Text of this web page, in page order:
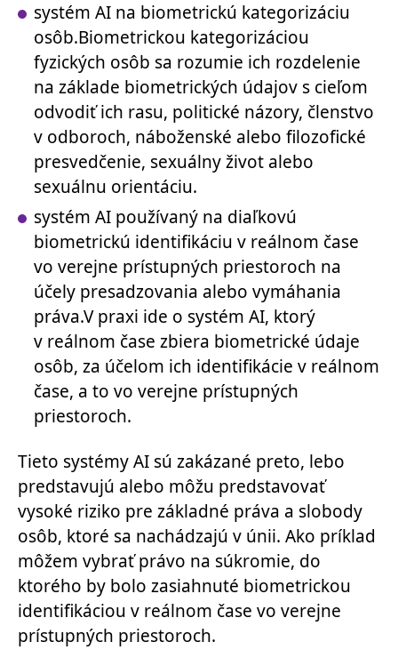
systém AI na biometrickú kategorizáciu
osôb.Biometrickou kategorizáciou
fyzických osôb sa rozumie ich rozdelenie
na základe biometrických údajov s cieľom
odvodiť ich rasu, politické názory, členstvo
v odboroch, náboženské alebo filozofické
presvedčenie, sexuálny život alebo
sexuálnu orientáciu.
systém AI používaný na diaľkovú
biometrickú identifikáciu v reálnom čase
vo verejne prístupných priestoroch na
účely presadzovania alebo vymáhania
práva.V praxi ide o systém AI, ktorý
v reálnom čase zbiera biometrické údaje
osôb, za účelom ich identifikácie v reálnom
čase, a to vo verejne prístupných
priestoroch.
Tieto systémy AI sú zakázané preto, lebo
predstavujú alebo môžu predstavovať
vysoké riziko pre základné práva a slobody
osôb, ktoré sa nachádzajú v únii. Ako príklad
môžem vybrať právo na súkromie, do
ktorého by bolo zasiahnuté biometrickou
identifikáciou v reálnom čase vo verejne
prístupných priestoroch.